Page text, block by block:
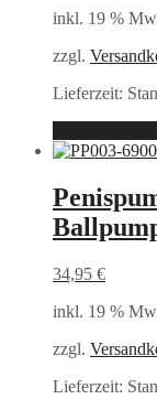
inkl. 19 %
zzgl.
Lieferzeit:
34,95 €
inkl. 19 %
zzgl.
Lieferzeit: